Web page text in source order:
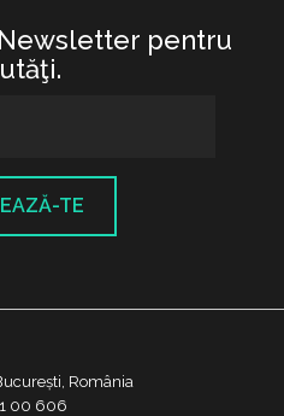
pentru
TE
România
00 606